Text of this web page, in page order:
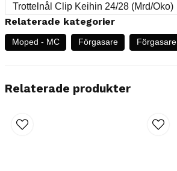
Trottelnål Clip Keihin 24/28 (Mrd/Oko)
Relaterade kategorier
Moped - MC Förgasare Förgasare
Relaterade produkter